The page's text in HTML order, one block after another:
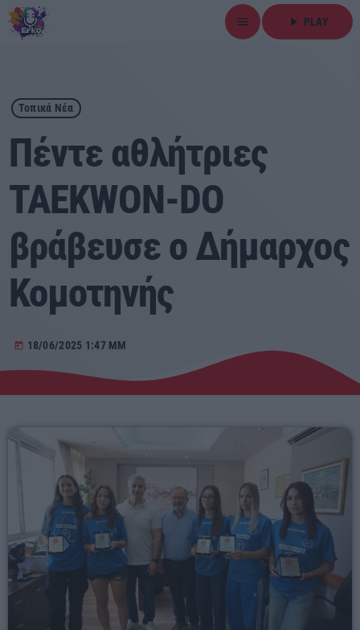
menu play_arrow PLAY
close
play_arrow ΕΡΚΟ
Αρχική
Εκπομπές
Ειδήσεις
Τοπικά Νέα
Αθλητικά
Προσεχείς
RADIO ERKO
60 λεπτά με τον Παναγιώτη Τσοχλιά
12:00 - 17:00
Τοπικά Νέα
Πέντε αθλήτριες
TAEKWON-DO
βράβευσε ο Δήμαρχος
Κομοτηνής
today 18/06/2025 1:47 ΜΜ